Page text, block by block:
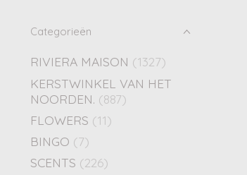
Categorieën
RIVIERA MAISON (1327)
KERSTWINKEL VAN HET
NOORDEN. (887)
FLOWERS (11)
BINGO (7)
SCENTS (226)